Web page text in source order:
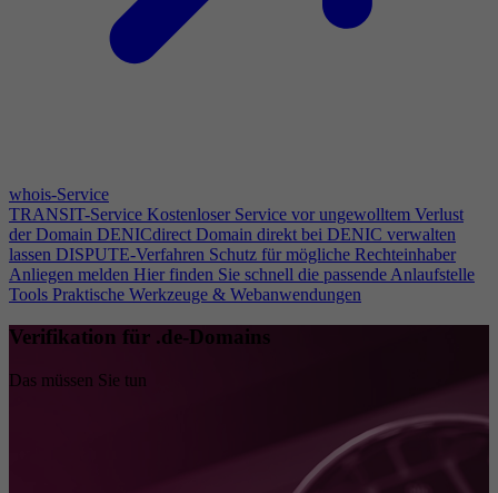
whois-Service
TRANSIT-Service Kostenloser Service vor ungewolltem Verlust
der Domain DENICdirect Domain direkt bei DENIC verwalten
lassen DISPUTE-Verfahren Schutz für mögliche Rechteinhaber
Anliegen melden Hier finden Sie schnell die passende Anlaufstelle
Tools Praktische Werkzeuge & Webanwendungen
Verifikation für .de-Domains
Das müssen Sie tun